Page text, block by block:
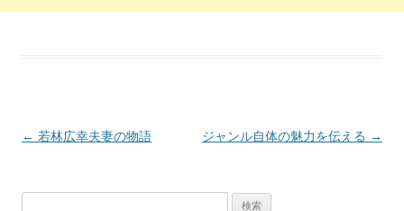
投稿ナビゲーション
← 若林広幸夫妻の物語 ジャンル自体の魅力を伝える →